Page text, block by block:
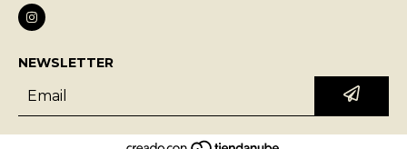
NEWSLETTER